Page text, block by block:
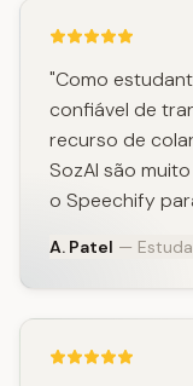
"Como
confiável de
recurso de
SozAI são
o Speechify
A. Patel —